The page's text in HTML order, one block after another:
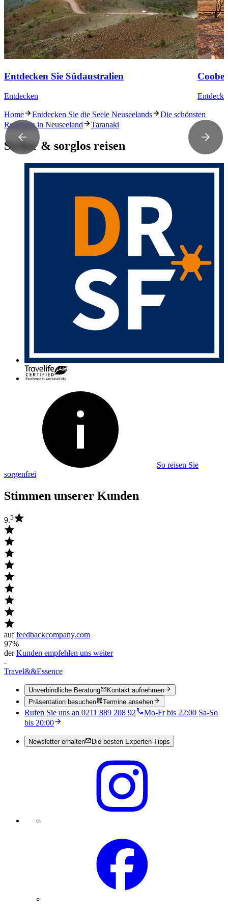
Entdecken Sie Südaustralien
Entdecken
Home Entdecken Sie die Seele Neuseelands
Die schönsten
Regionen in Neuseeland
Taranaki
Sicher & sorglos reisen
So reisen Sie
sorgenfrei
Stimmen unserer Kunden
9.5
auffeedbackcompany.com
97%
derKunden empfehlen uns weiter
-
Travel&&Essence
Unverbindliche Beratung
Kontakt aufnehmen
Präsentation besuchen
Termine ansehen
Rufen Sie uns an 0211 889 208 92
Mo-Fr bis 22:00 Sa-So
bis 20:00
Newsletter erhalten Die besten Experten-Tipps